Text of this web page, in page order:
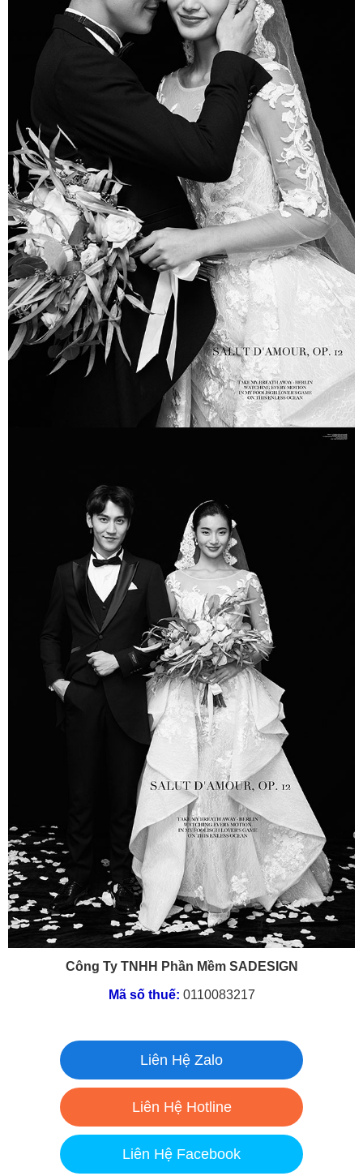
Công Ty TNHH Phần Mềm SADESIGN
Mã số thuế: 0110083217
Liên Hệ Zalo
Liên Hệ Hotline
Liên Hệ Facebook